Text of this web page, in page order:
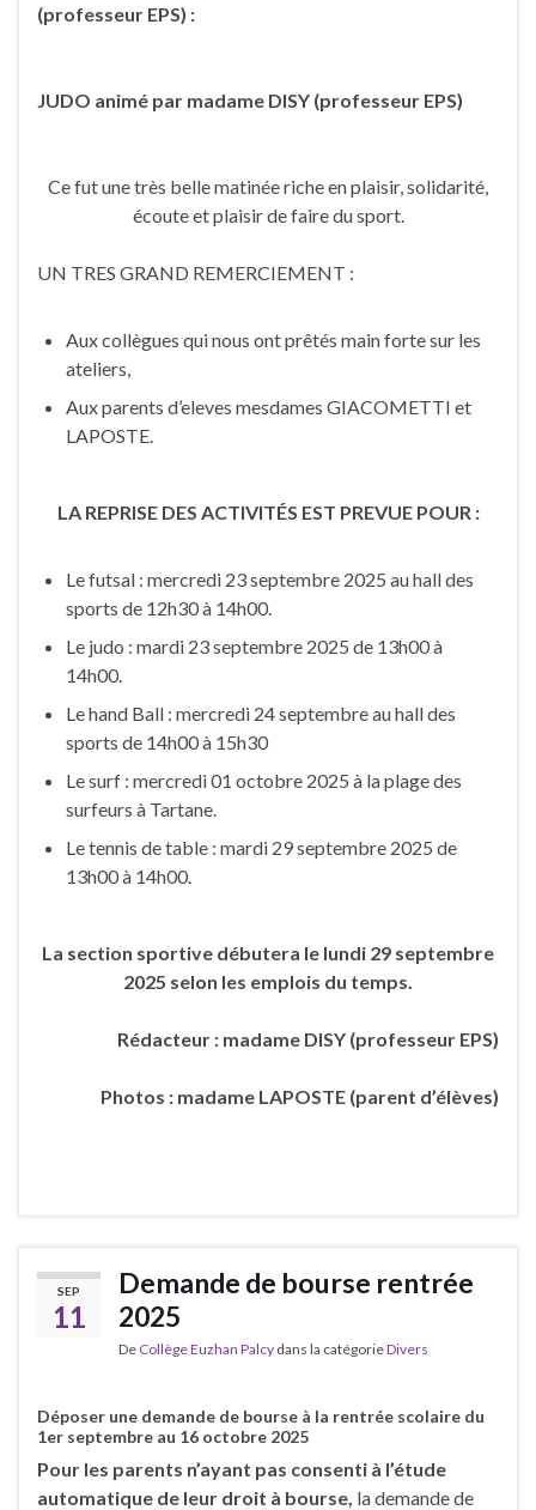
(professeur EPS) :
JUDO animé par madame DISY (professeur EPS)
Ce fut une très belle matinée riche en plaisir, solidarité,
écoute et plaisir de faire du sport.
UN TRES GRAND REMERCIEMENT :
Aux collègues qui nous ont prêtés main forte sur les
ateliers,
Aux parents d’eleves mesdames GIACOMETTI et
LAPOSTE.
LA REPRISE DES ACTIVITÉS EST PREVUE POUR :
Le futsal : mercredi 23 septembre 2025 au hall des
sports de 12h30 à 14h00.
Le judo : mardi 23 septembre 2025 de 13h00 à
14h00.
Le hand Ball : mercredi 24 septembre au hall des
sports de 14h00 à 15h30
Le surf : mercredi 01 octobre 2025 à la plage des
surfeurs à Tartane.
Le tennis de table : mardi 29 septembre 2025 de
13h00 à 14h00.
La section sportive débutera le lundi 29 septembre
2025 selon les emplois du temps.
Rédacteur : madame DISY (professeur EPS)
Photos : madame LAPOSTE (parent d’élèves)
SEP
11
Demande de bourse rentrée
2025
De Collège Euzhan Palcy dans la catégorieDivers
Déposer une demande de bourse à la rentrée scolaire du
1er septembre au 16 octobre 2025
Pour les parents n’ayant pas consenti à l’étude
automatique de leur droit à bourse, la demande de